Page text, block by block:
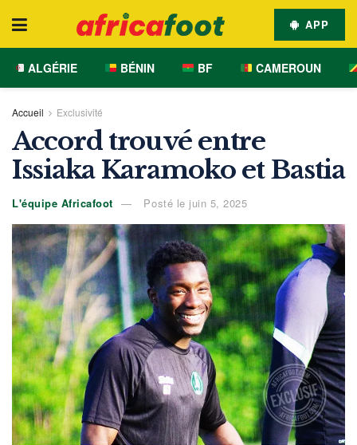
APP
ALGÉRIE BÉNIN BF CAMEROUN
Accueil Exclusivité
Accord trouvé entre
Issiaka Karamoko et Bastia
L'équipe Africafoot Posté le juin 5, 2025